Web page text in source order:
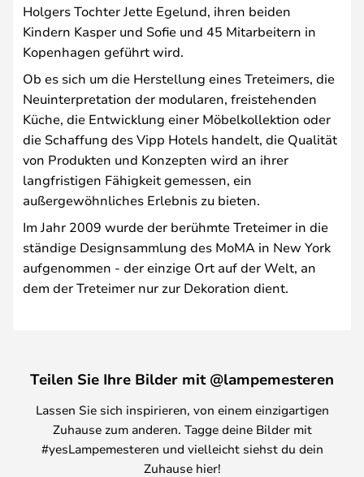
Holgers Tochter Jette Egelund, ihren beiden
Kindern Kasper und Sofie und 45 Mitarbeitern in
Kopenhagen geführt wird.
Ob es sich um die Herstellung eines Treteimers, die
Neuinterpretation der modularen, freistehenden
Küche, die Entwicklung einer Möbelkollektion oder
die Schaffung des Vipp Hotels handelt, die Qualität
von Produkten und Konzepten wird an ihrer
langfristigen Fähigkeit gemessen, ein
außergewöhnliches Erlebnis zu bieten.
Im Jahr 2009 wurde der berühmte Treteimer in die
ständige Designsammlung des MoMA in New York
aufgenommen - der einzige Ort auf der Welt, an
dem der Treteimer nur zur Dekoration dient.
Teilen Sie Ihre Bilder mit @lampemesteren
Lassen Sie sich inspirieren, von einem einzigartigen
Zuhause zum anderen. Tagge deine Bilder mit
#yesLampemesteren und vielleicht siehst du dein
Zuhause hier!